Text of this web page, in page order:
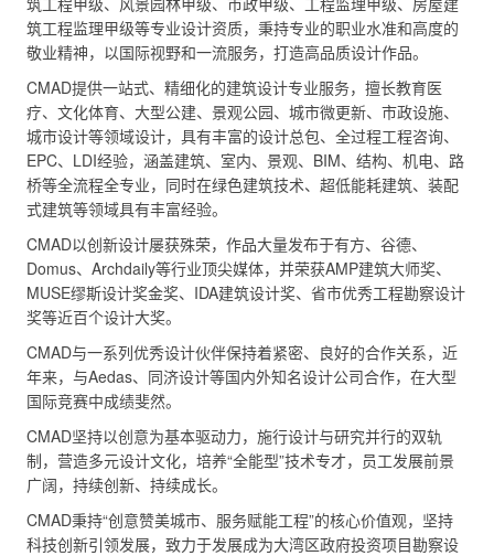
筑工程监理甲级等专业设计资质，秉持专业的职业水准和高度的
敬业精神，以国际视野和一流服务，打造高品质设计作品。
CMAD提供一站式、精细化的建筑设计专业服务，擅长教育医
疗、文化体育、大型公建、景观公园、城市微更新、市政设施、
城市设计等领域设计，具有丰富的设计总包、全过程工程咨询、
EPC、LDI经验，涵盖建筑、室内、景观、BIM、结构、机电、路
桥等全流程全专业，同时在绿色建筑技术、超低能耗建筑、装配
式建筑等领域具有丰富经验。
CMAD以创新设计屡获殊荣，作品大量发布于有方、谷德、
Domus、Archdaily等行业顶尖媒体，并荣获AMP建筑大师奖、
MUSE缪斯设计奖金奖、IDA建筑设计奖、省市优秀工程勘察设计
奖等近百个设计大奖。
CMAD与一系列优秀设计伙伴保持着紧密、良好的合作关系，近
年来，与Aedas、同济设计等国内外知名设计公司合作，在大型
国际竞赛中成绩斐然。
CMAD坚持以创意为基本驱动力，施行设计与研究并行的双轨
制，营造多元设计文化，培养“全能型”技术专才，员工发展前景
广阔，持续创新、持续成长。
CMAD秉持“创意赞美城市、服务赋能工程”的核心价值观，坚持
科技创新引领发展，致力于发展成为大湾区政府投资项目勘察设